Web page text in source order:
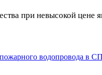
при невысокой
водопровода в